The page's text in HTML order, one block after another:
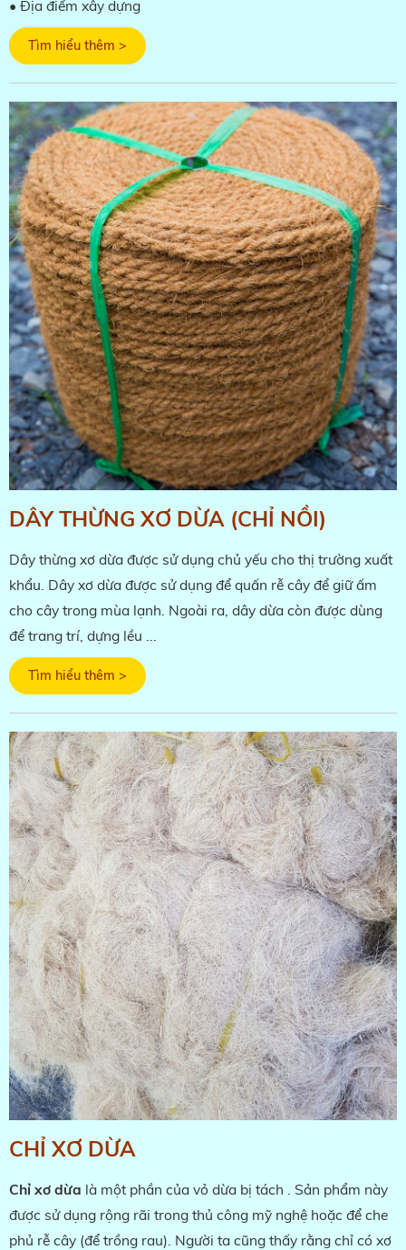
• Địa điểm xây dựng
Tìm hiểu thêm >
DÂY THỪNG XƠ DỪA (CHỈ NỒI)
Dây thừng xơ dừa được sử dụng chủ yếu cho thị trường xuất
khẩu. Dây xơ dừa được sử dụng để quấn rễ cây để giữ ấm
cho cây trong mùa lạnh. Ngoài ra, dây dừa còn được dùng
để trang trí, dựng lều ...
Tìm hiểu thêm >
CHỈ XƠ DỪA
Chỉ xơ dừa là một phần của vỏ dừa bị tách . Sản phẩm này
được sử dụng rộng rãi trong thủ công mỹ nghệ hoặc để che
phủ rễ cây (để trồng rau). Người ta cũng thấy rằng chỉ có xơ